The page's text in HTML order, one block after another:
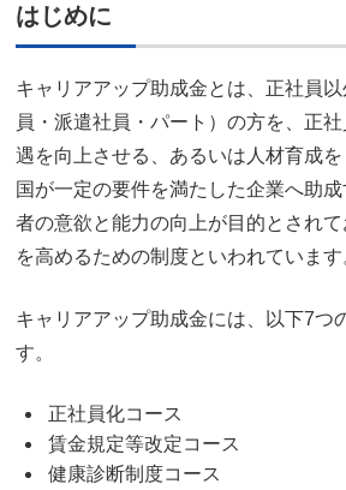
はじめに
キャリアアップ助成金とは、正社員
員・派遣社員・パート）の方を、正
遇を向上させる、あるいは人材育成を
国が一定の要件を満たした企業へ助
者の意欲と能力の向上が目的とされ
を高めるための制度といわれています
キャリアアップ助成金には、以下7つ
す。
正社員化コース
賃金規定等改定コース
健康診断制度コース